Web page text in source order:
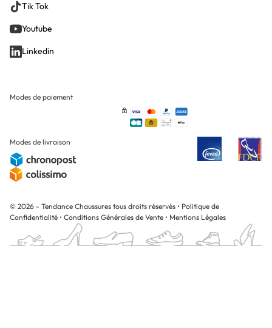
Tik Tok
Youtube
Linkedin
Modes de paiement
Modes de livraison
© 2026 - Tendance Chaussures tous droits réservés • Politique de
Confidentialité • Conditions Générales de Vente • Mentions Légales